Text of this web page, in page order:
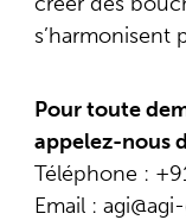
s’harmonisent
Pour toute
appelez-nous
Téléphone :
Email :